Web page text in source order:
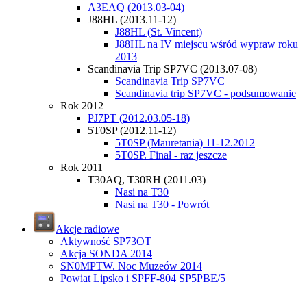
A3EAQ (2013.03-04)
J88HL (2013.11-12)
J88HL (St. Vincent)
J88HL na IV miejscu wśród wypraw roku
2013
Scandinavia Trip SP7VC (2013.07-08)
Scandinavia Trip SP7VC
Scandinavia trip SP7VC - podsumowanie
Rok 2012
PJ7PT (2012.03.05-18)
5T0SP (2012.11-12)
5T0SP (Mauretania) 11-12.2012
5T0SP. Finał - raz jeszcze
Rok 2011
T30AQ, T30RH (2011.03)
Nasi na T30
Nasi na T30 - Powrót
Akcje radiowe
Aktywność SP73OT
Akcja SONDA 2014
SN0MPTW. Noc Muzeów 2014
Powiat Lipsko i SPFF-804 SP5PBE/5